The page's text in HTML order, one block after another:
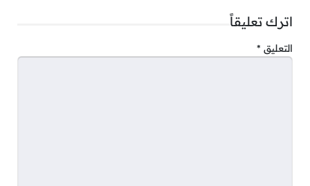
اترك تعليقاً
التعليق *